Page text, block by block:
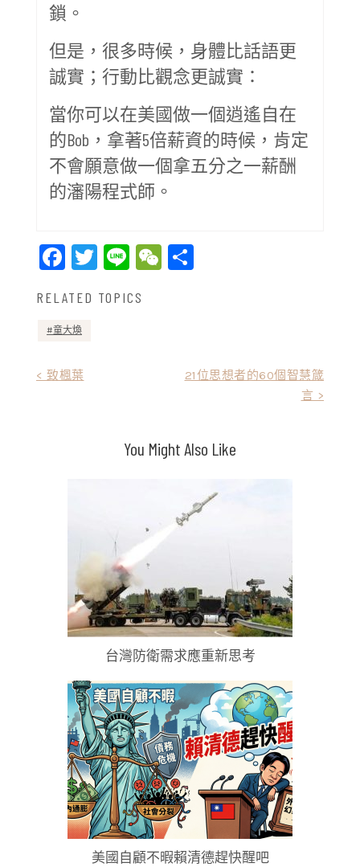
鎖。
但是，很多時候，身體比話語更
誠實；行動比觀念更誠實：
當你可以在美國做一個逍遙自在
的Bob，拿著5倍薪資的時候，肯定
不會願意做一個拿五分之一薪酬
的瀋陽程式師。
Facebook
Twitter
LineWeChat
RELATED TOPICS
童大煥
< 致楓葉
21位思想者的60個智慧箴
言 >
You Might Also Like
台灣防衛需求應重新思考
美國自顧不暇賴清德趕快醒吧